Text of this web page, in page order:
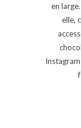
en
elle,